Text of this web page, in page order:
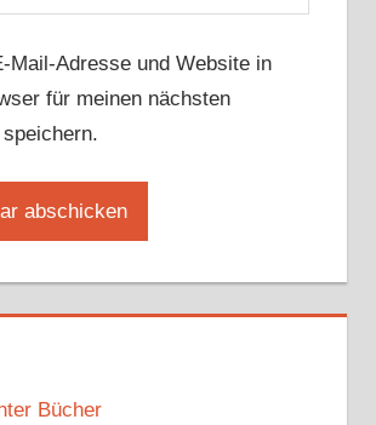
Mail-Adresse und Website in
für meinen nächsten